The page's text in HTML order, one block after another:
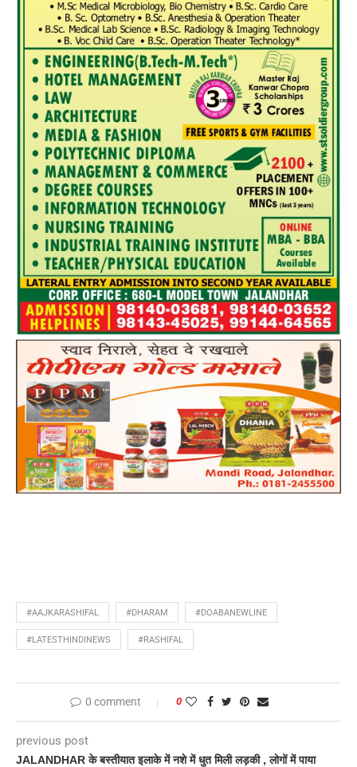
#AAJKARASHIFAL #DHARAM #DOABANEWLINE
#LATESTHINDINEWS #RASHIFAL
0 comment 0
previous post
JALANDHAR के बस्तीयात इलाके में नशे में धुत मिली लड़की , लोगों में पाया